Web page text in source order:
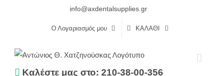
info@axdentalsupplies.gr
Ο Λογαριασμός μου ΚΑΛΆΘΙ
Καλέστε μας στο: 210-38-00-356